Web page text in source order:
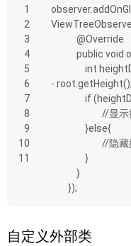
1
2
3
4
5
6
7
8
9
10
11
            @Override
- root.getHeight();
                }else{
                }
            }
        });
自定义外部类